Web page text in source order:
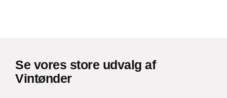
Se vores store udvalg af
Vintønder